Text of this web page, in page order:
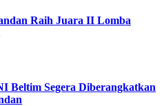
Raih Juara II Lomba
Beltim Segera Diberangkatkan